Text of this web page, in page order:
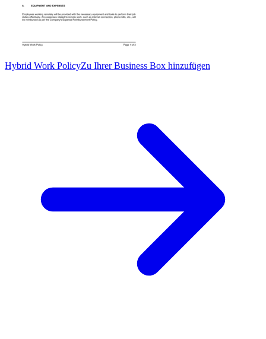
Hybrid Work PolicyZu Ihrer Business Box hinzufügen